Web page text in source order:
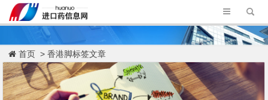
首页 > 香港脚标签文章